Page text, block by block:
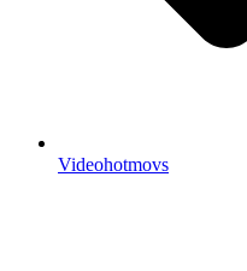
Videohotmovs